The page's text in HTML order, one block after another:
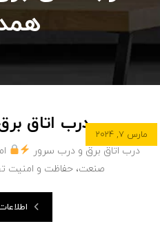
درب اتاق مارس ۷, ۲۰۲۴
درب اتاق برق و درب سرور
صنعت، حفاظت و امنیت